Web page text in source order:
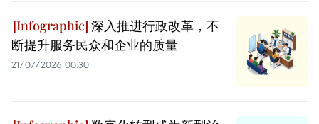
深入推进行政改革，不
断提升服务民众和企业的质量
21/07/2026 00:30